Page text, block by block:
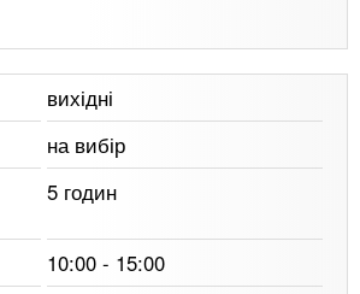
вихідні
на вибір
5 годин
10:00 - 15:00